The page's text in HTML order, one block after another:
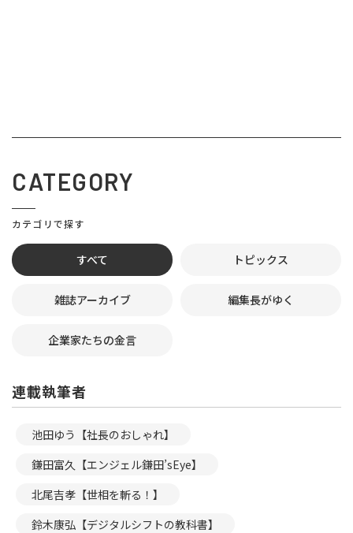
CATEGORY
カテゴリで探す
すべて トピックス
雑誌アーカイブ 編集長がゆく
企業家たちの金言
連載執筆者
池田ゆう【社長のおしゃれ】
鎌田富久【エンジェル鎌田’sEye】
北尾吉孝【世相を斬る！】
鈴木康弘【デジタルシフトの教科書】